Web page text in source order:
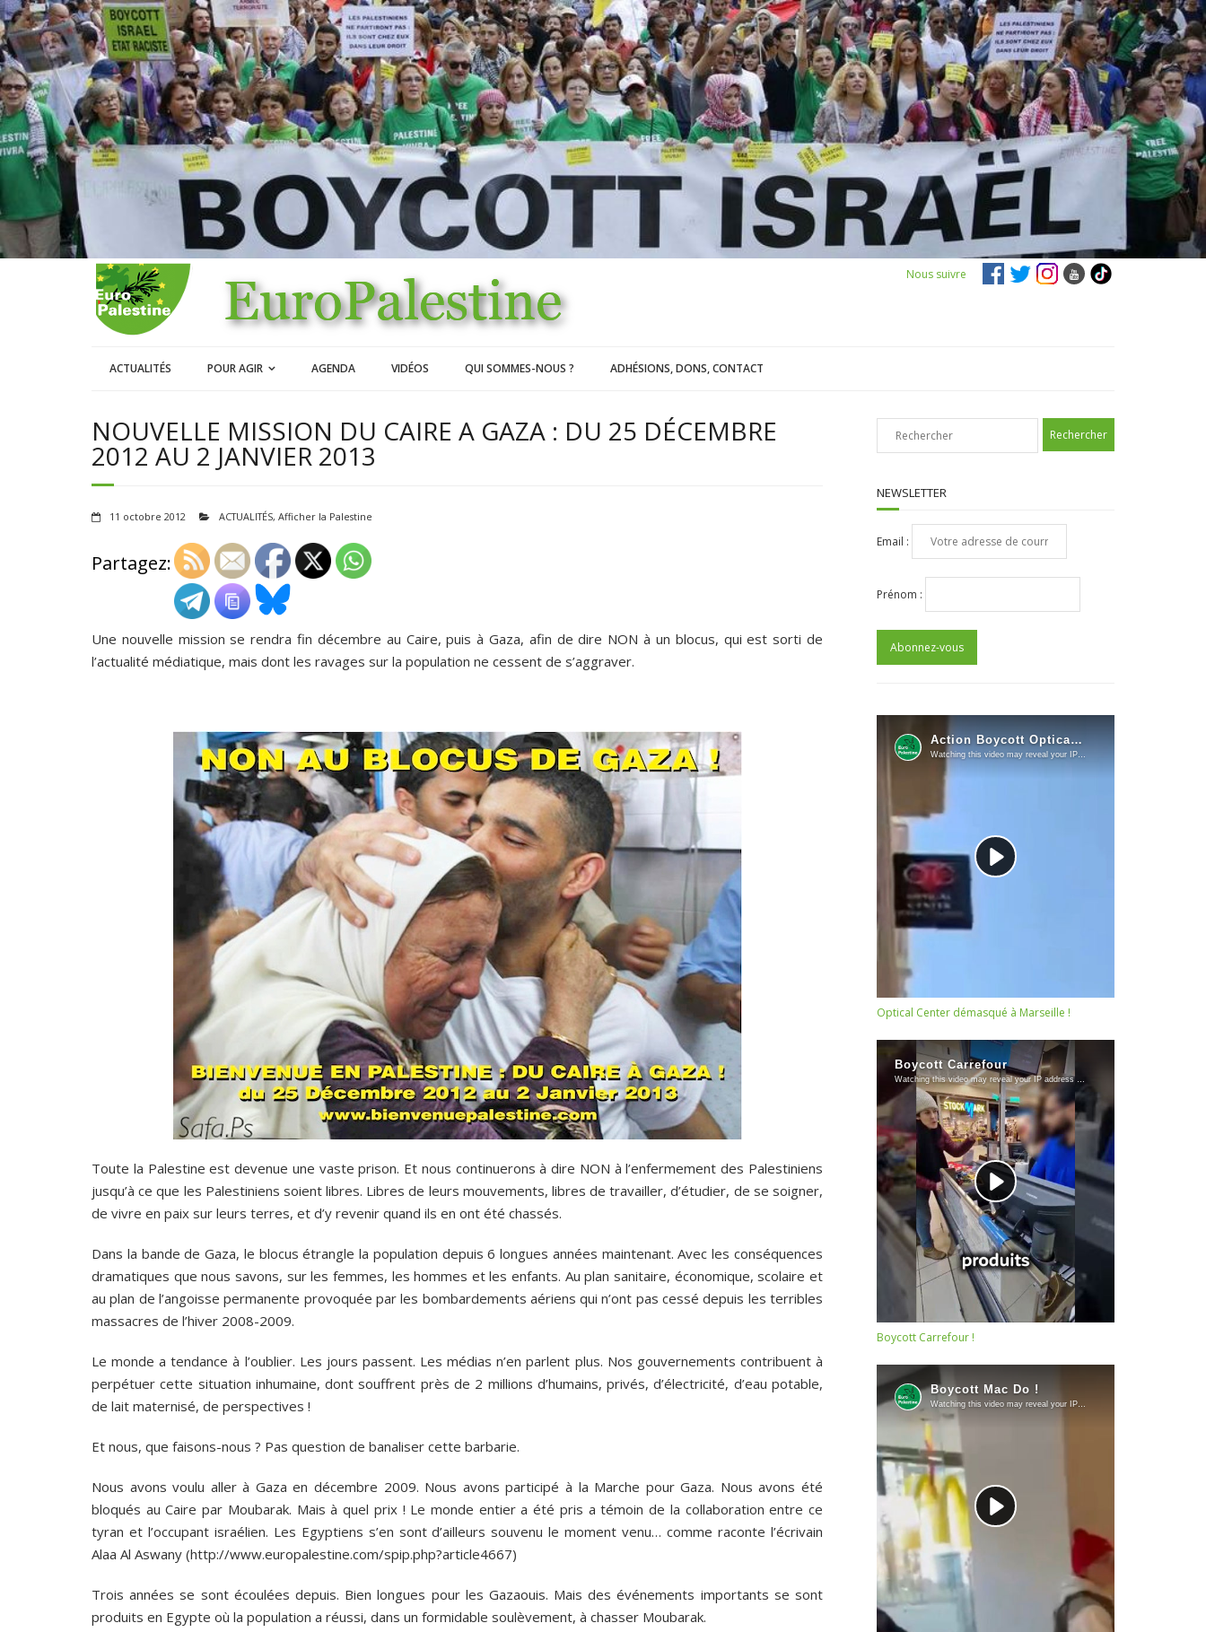
Nous suivre
ACTUALITÉS POUR AGIR AGENDA VIDÉOS QUI SOMMES-NOUS ? ADHÉSIONS, DONS, CONTACT
NOUVELLE MISSION DU CAIRE A GAZA : DU 25 DÉCEMBRE
2012 AU 2 JANVIER 2013
11 octobre 2012 ACTUALITÉS, Afficher la Palestine
Partagez:
Une nouvelle mission se rendra fin décembre au Caire, puis à Gaza, afin de dire NON à un blocus, qui est sorti de
l’actualité médiatique, mais dont les ravages sur la population ne cessent de s’aggraver.
Toute la Palestine est devenue une vaste prison. Et nous continuerons à dire NON à l’enfermement des Palestiniens
jusqu’à ce que les Palestiniens soient libres. Libres de leurs mouvements, libres de travailler, d’étudier, de se soigner,
de vivre en paix sur leurs terres, et d’y revenir quand ils en ont été chassés.
Dans la bande de Gaza, le blocus étrangle la population depuis 6 longues années maintenant. Avec les conséquences
dramatiques que nous savons, sur les femmes, les hommes et les enfants. Au plan sanitaire, économique, scolaire et
au plan de l’angoisse permanente provoquée par les bombardements aériens qui n’ont pas cessé depuis les terribles
massacres de l’hiver 2008-2009.
Le monde a tendance à l’oublier. Les jours passent. Les médias n’en parlent plus. Nos gouvernements contribuent à
perpétuer cette situation inhumaine, dont souffrent près de 2 millions d’humains, privés, d’électricité, d’eau potable,
de lait maternisé, de perspectives !
Et nous, que faisons-nous ? Pas question de banaliser cette barbarie.
Nous avons voulu aller à Gaza en décembre 2009. Nous avons participé à la Marche pour Gaza. Nous avons été
bloqués au Caire par Moubarak. Mais à quel prix ! Le monde entier a été pris a témoin de la collaboration entre ce
tyran et l’occupant israélien. Les Egyptiens s’en sont d’ailleurs souvenu le moment venu… comme raconte l’écrivain
Alaa Al Aswany (http://www.europalestine.com/spip.php?article4667)
Trois années se sont écoulées depuis. Bien longues pour les Gazaouis. Mais des événements importants se sont
produits en Egypte où la population a réussi, dans un formidable soulèvement, à chasser Moubarak.
NEWSLETTER
Email :
Prénom :
Optical Center démasqué à Marseille !
Boycott Carrefour !